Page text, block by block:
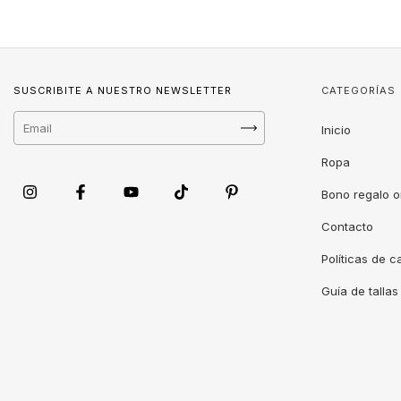
SUSCRIBITE A NUESTRO NEWSLETTER CATEGORÍAS
Inicio
Ropa
Bono regalo
Contacto
Políticas de
Guía de tallas